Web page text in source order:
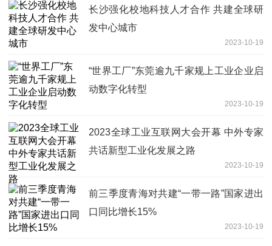
长沙强化校地科技人才合作 共建全球研
发中心城市
2023-10-19
“世界工厂”东莞逾九千家规上工业企业启
动数字化转型
2023-10-19
2023全球工业互联网大会开幕 中外专家
共话新型工业化发展之路
2023-10-19
前三季度青海对共建“一带一路”国家进出
口同比增长15%
2023-10-19